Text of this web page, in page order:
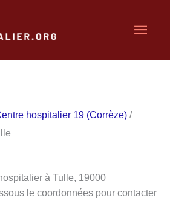
hospitalier 19 (Corrèze) /
à Tulle, 19000
le coordonnées pour contacter